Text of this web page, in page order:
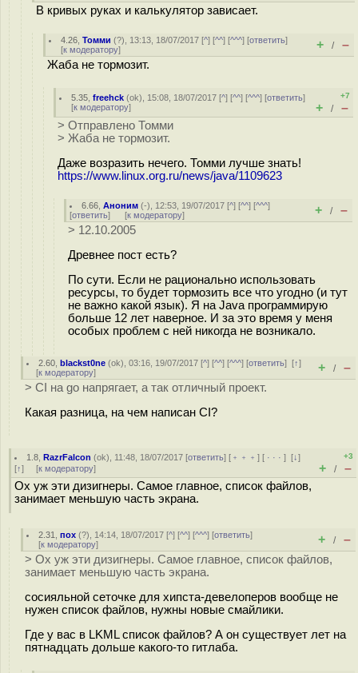
В кривых руках и калькулятор зависает.
4.26 ,Томми (?), 13:13, 18/07/2017 [^] [^^] [^^^] [ответить]
[к модератору] + / –
Жаба не тормозит.
5.35 ,freehck (ok), 15:08, 18/07/2017 [^] [^^] [^^^] [ответить]
[к модератору]
+7
+ / –
> Отправлено Томми
> Жаба не тормозит.
Даже возразить нечего. Томми лучше знать!
https://www.linux.org.ru/news/java/1109623
6.66 ,Аноним (-), 12:53, 19/07/2017 [^] [^^] [^^^]
[ответить] [к модератору] + / –
> 12.10.2005
Древнее пост есть?
По сути. Если не рационально использовать
ресурсы, то будет тормозить все что угодно (и тут
не важно какой язык). Я на Java программирую
больше 12 лет наверное. И за это время у меня
особых проблем с ней никогда не возникало.
2.60 ,blackst0ne (ok), 03:16, 19/07/2017 [^] [^^] [^^^] [ответить][↑]
[к модератору] + / –
> CI на go напрягает, а так отличный проект.
Какая разница, на чем написан CI?
1.8 ,RazrFalcon (ok), 11:48, 18/07/2017 [ответить] [ ﹢﹢﹢] [ · · ·][↓]
[↑] [к модератору]
+3
+ / –
Ох уж эти дизигнеры. Самое главное, список файлов,
занимает меньшую часть экрана.
2.31 ,пох (?), 14:14, 18/07/2017 [^] [^^] [^^^] [ответить]
[к модератору] + / –
> Ох уж эти дизигнеры. Самое главное, список файлов,
занимает меньшую часть экрана.
сосияльной сеточке для хипста-девелоперов вообще не
нужен список файлов, нужны новые смайлики.
Где у вас в LKML список файлов? А он существует лет на
пятнадцать дольше какого-то гитлаба.